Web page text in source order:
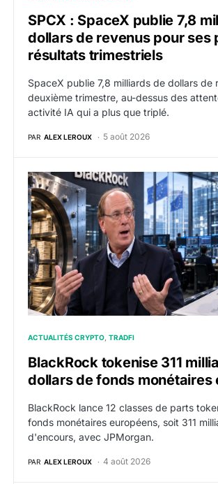
SPCX : SpaceX publie 7,8
dollars de revenus pour ses
résultats trimestriels
SpaceX publie 7,8 milliards de dollars de
deuxième trimestre, au-dessus des
activité IA qui a plus que triplé.
PAR ALEX LEROUX 5 août 2026
BlackRock tokenise 311 milliards
ACTUALITÉS CRYPTO TRADFI
BlackRock tokenise 311
dollars de fonds monétaires
BlackRock lance 12 classes de parts
fonds monétaires européens, soit 311
d'encours, avec JPMorgan.
PAR ALEX LEROUX 4 août 2026